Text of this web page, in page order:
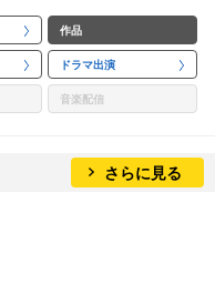
作品
ドラマ出演
音楽配信
さらに見る